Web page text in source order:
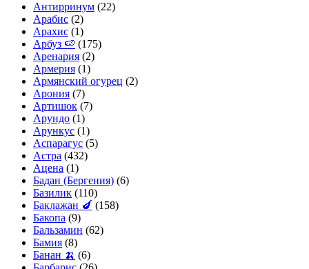
Антирринум (22)
Арабис (2)
Арахис (1)
Арбуз 🍉 (175)
Аренария (2)
Армерия (1)
Армянский огурец (2)
Арония (7)
Артишок (7)
Арундо (1)
Арункус (1)
Аспарагус (5)
Астра (432)
Ацена (1)
Бадан (Бергения) (6)
Базилик (110)
Баклажан 🍆 (158)
Бакопа (9)
Бальзамин (62)
Бамия (8)
Банан 🍌 (6)